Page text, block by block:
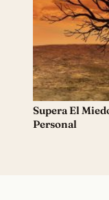
Supera El
Personal